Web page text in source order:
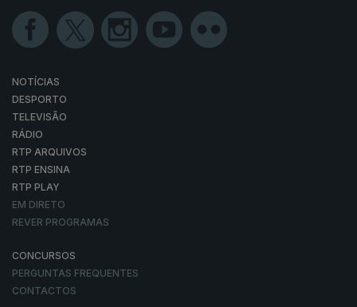
NOTÍCIAS
DESPORTO
TELEVISÃO
RÁDIO
RTP ARQUIVOS
RTP ENSINA
RTP PLAY
EM DIRETO
REVER PROGRAMAS
CONCURSOS
PERGUNTAS FREQUENTES
CONTACTOS